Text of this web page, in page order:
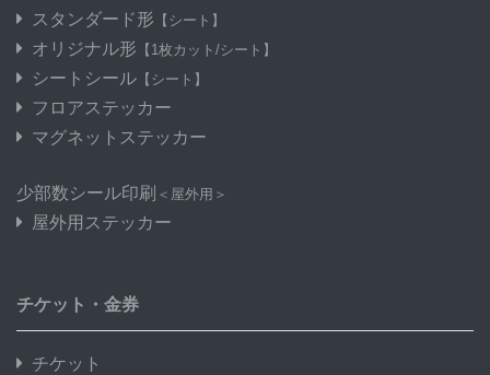
スタンダード形 【シート】
オリジナル形 【1枚カット/シート】
シートシール 【シート】
フロアステッカー
マグネットステッカー
少部数シール印刷 ＜屋外用＞
屋外用ステッカー
チケット・金券
チケット